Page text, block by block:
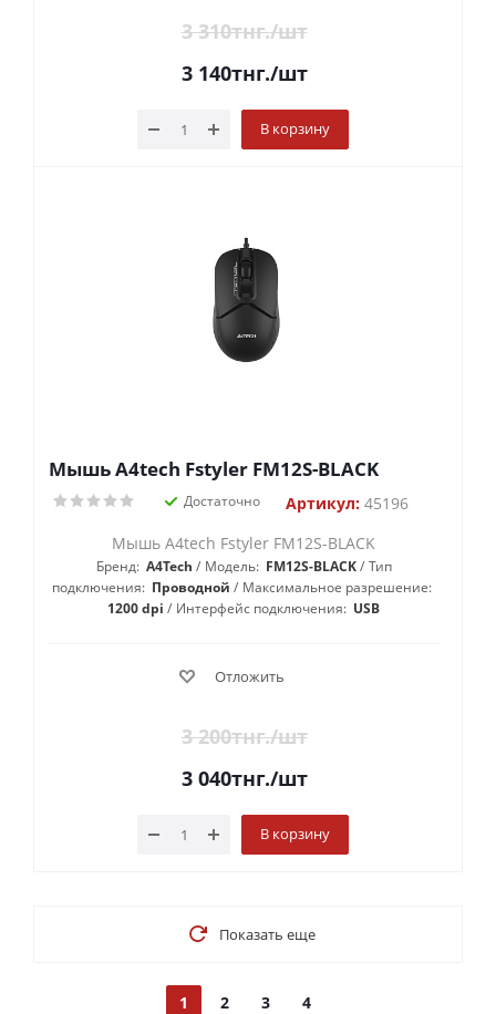
3 310тнг./шт
3 140тнг./шт
В корзину
Мышь A4tech Fstyler FM12S-BLACK
Достаточно Артикул: 45196
Мышь A4tech Fstyler FM12S-BLACK
Бренд: A4Tech Модель: FM12S-BLACK
Тип
подключения: Проводной
Максимальное разрешение:
1200 dpi
Интерфейс подключения: USB
Отложить
3 200тнг./шт
3 040тнг./шт
В корзину
Показать еще
1 2 3 4